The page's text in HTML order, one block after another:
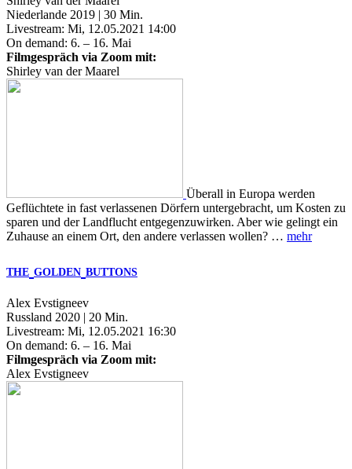
Niederlande 2019 | 30 Min.
Livestream: Mi, 12.05.2021 14:00
On demand: 6. – 16. Mai
Filmgespräch via Zoom mit:
Shirley van der Maarel
Überall in Europa werden
Geflüchtete in fast verlassenen Dörfern untergebracht, um Kosten zu
sparen und der Landflucht entgegenzuwirken. Aber wie gelingt ein
Zuhause an einem Ort, den andere verlassen wollen? … mehr
THE GOLDEN BUTTONS
Alex Evstigneev
Russland 2020 | 20 Min.
Livestream: Mi, 12.05.2021 16:30
On demand: 6. – 16. Mai
Filmgespräch via Zoom mit:
Alex Evstigneev